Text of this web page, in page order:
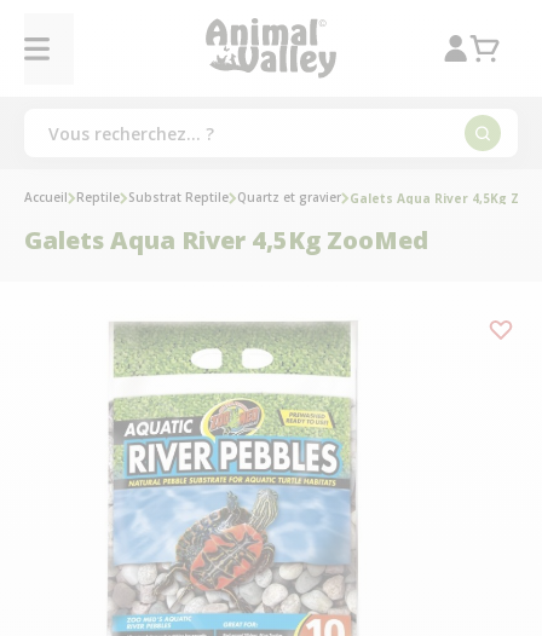
Accueil Reptile Substrat Reptile Quartz et gravier Galets Aqua River 4,5Kg
Galets Aqua River 4,5Kg ZooMed